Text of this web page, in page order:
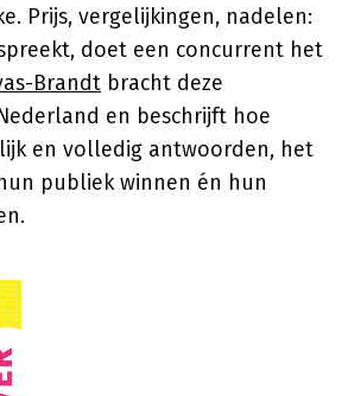
Prijs, vergelijkingen, nadelen:
doet een concurrent het
Brandt bracht deze
en beschrijft hoe
en volledig antwoorden, het
publiek winnen én hun